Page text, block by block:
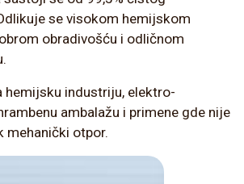
se visokom hemijskom
obradivošću i odličnom
hemijsku industriju, elektro-
ambalažu i primene gde nije
mehanički otpor.